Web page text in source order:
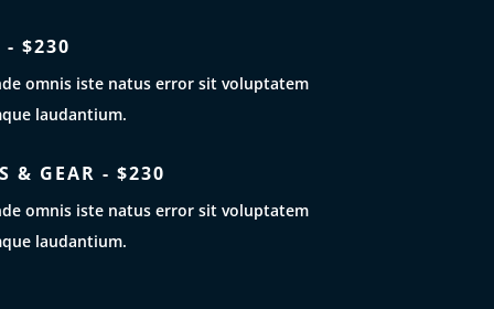
- $230
omnis iste natus error sit voluptatem
laudantium.
& GEAR - $230
omnis iste natus error sit voluptatem
laudantium.